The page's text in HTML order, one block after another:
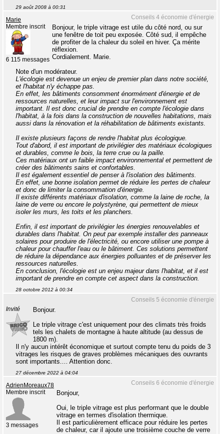
29 août 2008 à 00:31
Conseils 4 économie d'énergie
Marie
Membre inscrit
6 115 messages
Bonjour, le triple vitrage est utile du côté nord, ou sur
une fenêtre de toit peu exposée. Côté sud, il empêche
de profiter de la chaleur du soleil en hiver. Ça mérite
réflexion.
Cordialement. Marie.
Note d'un modérateur.
L'écologie est devenue un enjeu de premier plan dans notre société,
et l'habitat n'y échappe pas.
En effet, les bâtiments consomment énormément d'énergie et de
ressources naturelles, et leur impact sur l'environnement est
important. Il est donc crucial de prendre en compte l'écologie dans
l'habitat, à la fois dans la construction de nouvelles habitations, mais
aussi dans la rénovation et la réhabilitation de bâtiments existants.
Il existe plusieurs façons de rendre l'habitat plus écologique.
Tout d'abord, il est important de privilégier des matériaux écologiques
et durables, comme le bois, la terre crue ou la paille.
Ces matériaux ont un faible impact environnemental et permettent de
créer des bâtiments sains et confortables.
Il est également essentiel de penser à l'isolation des bâtiments.
En effet, une bonne isolation permet de réduire les pertes de chaleur
et donc de limiter la consommation d'énergie.
Il existe différents matériaux d'isolation, comme la laine de roche, la
laine de verre ou encore le polystyrène, qui permettent de mieux
isoler les murs, les toits et les planchers.
Enfin, il est important de privilégier les énergies renouvelables et
durables dans l'habitat. On peut par exemple installer des panneaux
solaires pour produire de l'électricité, ou encore utiliser une pompe à
chaleur pour chauffer l'eau ou le bâtiment. Ces solutions permettent
de réduire la dépendance aux énergies polluantes et de préserver les
ressources naturelles.
En conclusion, l'écologie est un enjeu majeur dans l'habitat, et il est
important de prendre en compte cet aspect dans la construction.
28 octobre 2012 à 00:34
Conseils 5 économie d'énergie
Invité
Bonjour.
Le triple vitrage c'est uniquement pour des climats très froids
tels les chalets de montagne à haute altitude (au dessus de
1800 m).
Il n'y aucun intérêt économique et surtout compte tenu du poids de 3
vitrages les risques de graves problèmes mécaniques des ouvrants
sont importants.... Attention donc.
27 décembre 2022 à 04:04
Conseils 6 économie d'énergie
AdrienMoreaux78
Membre inscrit
3 messages
Bonjour,
Oui, le triple vitrage est plus performant que le double
vitrage en termes d'isolation thermique.
Il est particulièrement efficace pour réduire les pertes
de chaleur, car il ajoute une troisième couche de verre